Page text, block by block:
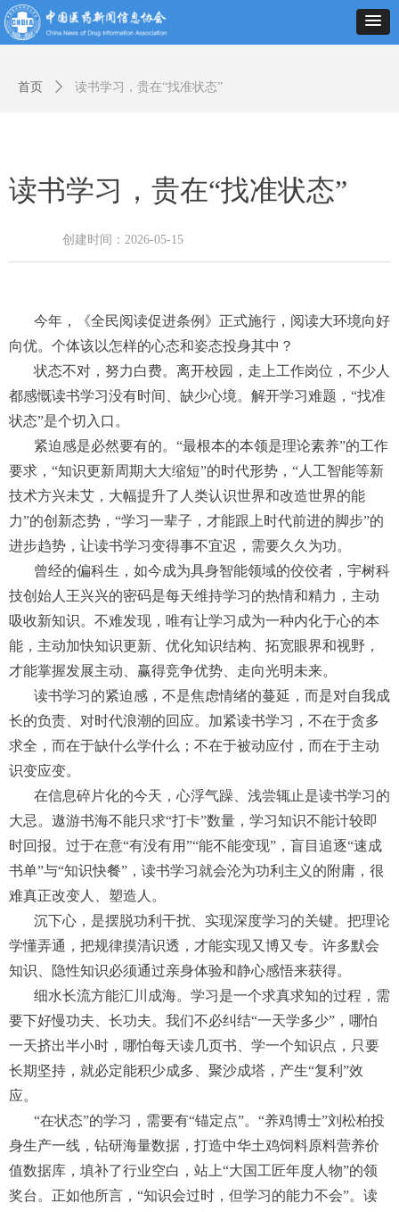
读书学习，贵在“找准状态”
今年，《全民阅读促进条例》正式施行，阅读大环境向好
向优。个体该以怎样的心态和姿态投身其中？
状态不对，努力白费。离开校园，走上工作岗位，不少人
都感慨读书学习没有时间、缺少心境。解开学习难题，“找准
状态”是个切入口。
紧迫感是必然要有的。“最根本的本领是理论素养”的工作
要求，“知识更新周期大大缩短”的时代形势，“人工智能等新
技术方兴未艾，大幅提升了人类认识世界和改造世界的能
力”的创新态势，“学习一辈子，才能跟上时代前进的脚步”的
进步趋势，让读书学习变得事不宜迟，需要久久为功。
曾经的偏科生，如今成为具身智能领域的佼佼者，宇树科
技创始人王兴兴的密码是每天维持学习的热情和精力，主动
吸收新知识。不难发现，唯有让学习成为一种内化于心的本
能，主动加快知识更新、优化知识结构、拓宽眼界和视野，
才能掌握发展主动、赢得竞争优势、走向光明未来。
读书学习的紧迫感，不是焦虑情绪的蔓延，而是对自我成
长的负责、对时代浪潮的回应。加紧读书学习，不在于贪多
求全，而在于缺什么学什么；不在于被动应付，而在于主动
识变应变。
在信息碎片化的今天，心浮气躁、浅尝辄止是读书学习的
大忌。遨游书海不能只求“打卡”数量，学习知识不能计较即
时回报。过于在意“有没有用”“能不能变现”，盲目追逐“速成
书单”与“知识快餐”，读书学习就会沦为功利主义的附庸，很
难真正改变人、塑造人。
沉下心，是摆脱功利干扰、实现深度学习的关键。把理论
学懂弄通，把规律摸清识透，才能实现又博又专。许多默会
知识、隐性知识必须通过亲身体验和静心感悟来获得。
细水长流方能汇川成海。学习是一个求真求知的过程，需
要下好慢功夫、长功夫。我们不必纠结“一天学多少”，哪怕
一天挤出半小时，哪怕每天读几页书、学一个知识点，只要
长期坚持，就必定能积少成多、聚沙成塔，产生“复利”效
应。
“在状态”的学习，需要有“锚定点”。“养鸡博士”刘松柏投
身生产一线，钻研海量数据，打造中华土鸡饲料原料营养价
值数据库，填补了行业空白，站上“大国工匠年度人物”的领
奖台。正如他所言，“知识会过时，但学习的能力不会”。读
创建时间： 2026-05-15
首页 ꄲ 读书学习，贵在“找准状态”